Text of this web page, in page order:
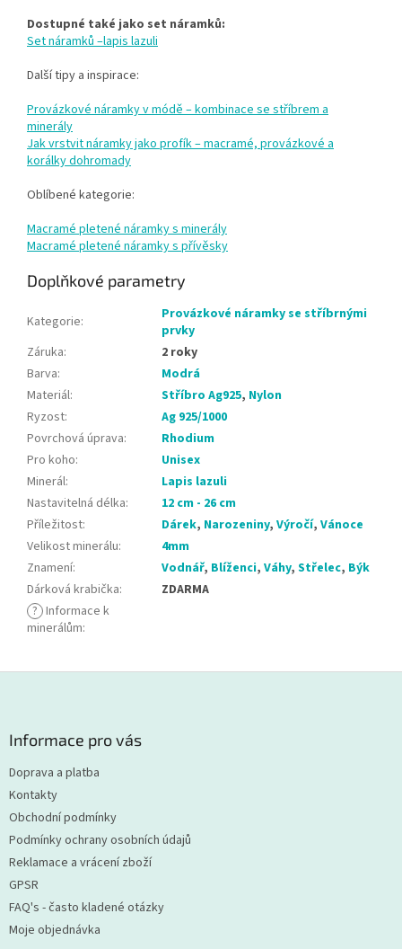
Dostupné také jako set náramků:
Set náramků –lapis lazuli
Další tipy a inspirace:
Provázkové náramky v módě – kombinace se stříbrem a
minerály
Jak vrstvit náramky jako profík – macramé, provázkové a
korálky dohromady
Oblíbené kategorie:
Macramé pletené náramky s minerály
Macramé pletené náramky s přívěsky
Doplňkové parametry
Kategorie:
Provázkové náramky se stříbrnými
prvky
Záruka:
2 roky
Barva:
Modrá
Materiál: Stříbro Ag925, Nylon
Ryzost:
Ag 925/1000
Povrchová úprava:
Rhodium
Pro koho:
Unisex
Minerál:
Lapis lazuli
Nastavitelná délka:
12 cm - 26 cm
Příležitost: Dárek, Narozeniny, Výročí, Vánoce
Velikost minerálu:
4mm
Znamení: Vodnář, Blíženci, Váhy, Střelec, Býk
Dárková krabička:
ZDARMA
? Informace k
minerálům:
Informace pro vás
Doprava a platba
Kontakty
Obchodní podmínky
Podmínky ochrany osobních údajů
Reklamace a vrácení zboží
GPSR
FAQ's - často kladené otázky
Moje objednávka